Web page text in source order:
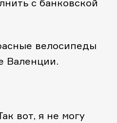
с банковской
велосипеды
Валенции.
вот, я не могу